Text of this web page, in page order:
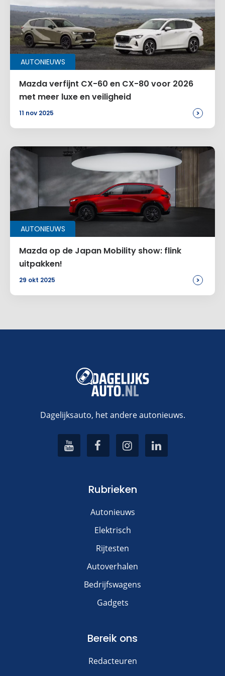
AUTONIEUWS
Mazda verfijnt CX-60 en CX-80 voor 2026
met meer luxe en veiligheid
11 nov 2025 >
AUTONIEUWS
Mazda op de Japan Mobility show: flink
uitpakken!
29 okt 2025 >
Dagelijksauto, het andere autonieuws.
Rubrieken
Autonieuws
Elektrisch
Rijtesten
Autoverhalen
Bedrijfswagens
Gadgets
Bereik ons
Redacteuren